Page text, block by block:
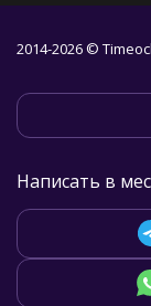
2014-2026 ©
Написать в